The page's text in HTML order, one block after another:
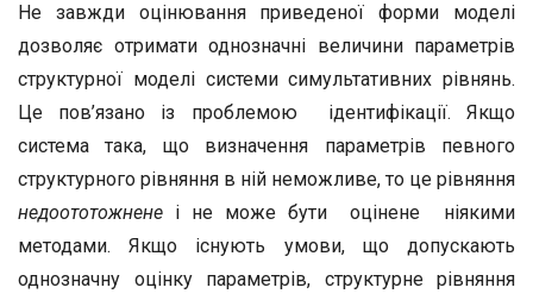
Не завжди оцінювання приведеної форми моделі
дозволяє отримати однозначні величини параметрів
структурної моделі системи симультативних рівнянь.
Це пов’язано із проблемою ідентифікації. Якщо
система така, що визначення параметрів певного
структурного рівняння в ній неможливе, то це рівняння
недоототожнене і не може бути оцінене ніякими
методами. Якщо існують умови, що допускають
однозначну оцінку параметрів, структурне рівняння